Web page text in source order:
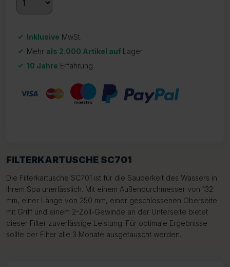
FILTERKARTUSCHE SC701
Die Filterkartusche SC701 ist für die Sauberkeit des Wassers in
Ihrem Spa unerlässlich. Mit einem Außendurchmesser von 132
mm, einer Länge von 250 mm, einer geschlossenen Oberseite
mit Griff und einem 2-Zoll-Gewinde an der Unterseite bietet
dieser Filter zuverlässige Leistung. Für optimale Ergebnisse
sollte der Filter alle 3 Monate ausgetauscht werden.
Inklusive MwSt.
Mehr als 2.000 Artikel auf Lager
10 Jahre Erfahrung